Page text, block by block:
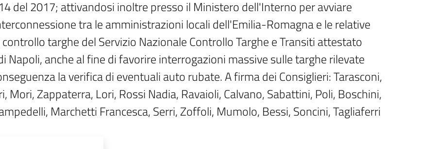
del 2017; attivandosi inoltre presso il Ministero dell'Interno per avviare
tra le amministrazioni locali dell'Emilia-Romagna e le relative
targhe del Servizio Nazionale Controllo Targhe e Transiti attestato
Napoli, anche al fine di favorire interrogazioni massive sulle targhe rilevate
la verifica di eventuali auto rubate. A firma dei Consiglieri: Tarasconi,
Mori, Zappaterra, Lori, Rossi Nadia, Ravaioli, Calvano, Sabattini, Poli, Boschini,
Marchetti Francesca, Serri, Zoffoli, Mumolo, Bessi, Soncini, Tagliaferri